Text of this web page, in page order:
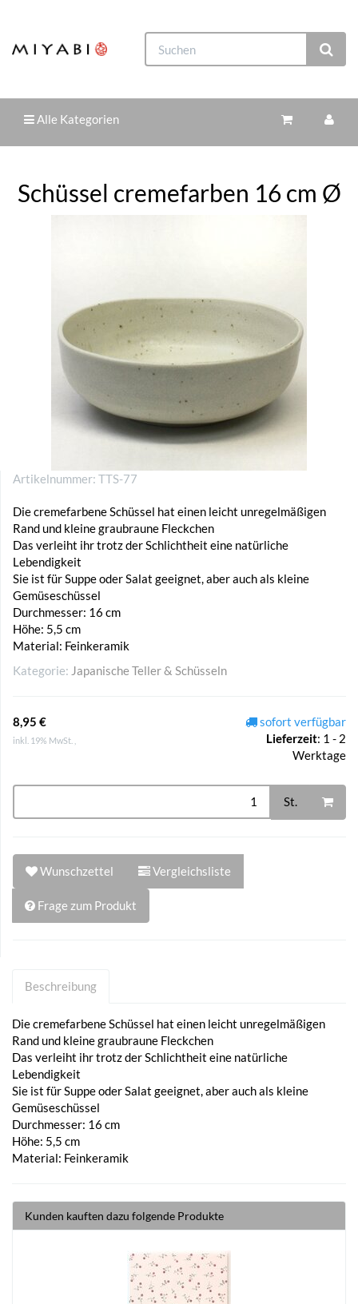
Alle Kategorien
Schüssel cremefarben 16 cm Ø
Artikelnummer: TTS-77
Die cremefarbene Schüssel hat einen leicht unregelmäßigen
Rand und kleine graubraune Fleckchen
Das verleiht ihr trotz der Schlichtheit eine natürliche
Lebendigkeit
Sie ist für Suppe oder Salat geeignet, aber auch als kleine
Gemüseschüssel
Durchmesser: 16 cm
Höhe: 5,5 cm
Material: Feinkeramik
Kategorie: Japanische Teller & Schüsseln
8,95 €
inkl. 19% MwSt. ,
sofort verfügbar
Lieferzeit: 1 - 2
Werktage
St.
Wunschzettel Vergleichsliste
Frage zum Produkt
Beschreibung
Die cremefarbene Schüssel hat einen leicht unregelmäßigen
Rand und kleine graubraune Fleckchen
Das verleiht ihr trotz der Schlichtheit eine natürliche
Lebendigkeit
Sie ist für Suppe oder Salat geeignet, aber auch als kleine
Gemüseschüssel
Durchmesser: 16 cm
Höhe: 5,5 cm
Material: Feinkeramik
Kunden kauften dazu folgende Produkte